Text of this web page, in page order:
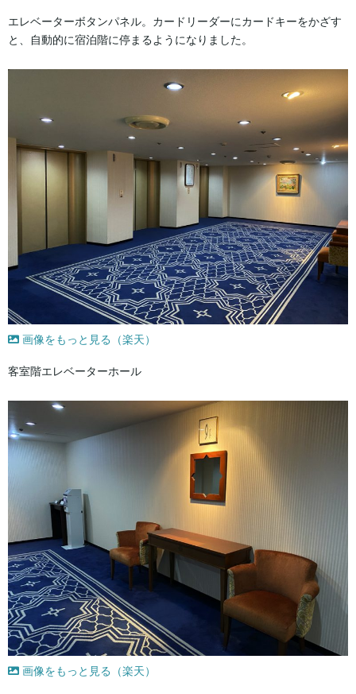
エレベーターボタンパネル。カードリーダーにカードキーをかざす
と、自動的に宿泊階に停まるようになりました。
画像をもっと見る（楽天）
客室階エレベーターホール
画像をもっと見る（楽天）